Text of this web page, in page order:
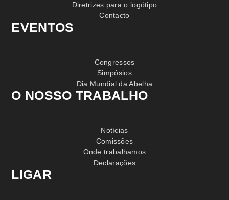
Diretrizes para o logótipo
Contacto
EVENTOS
Congressos
Simpósios
Dia Mundial da Abelha
O NOSSO TRABALHO
Notícias
Comissões
Onde trabalhamos
Declarações
LIGAR